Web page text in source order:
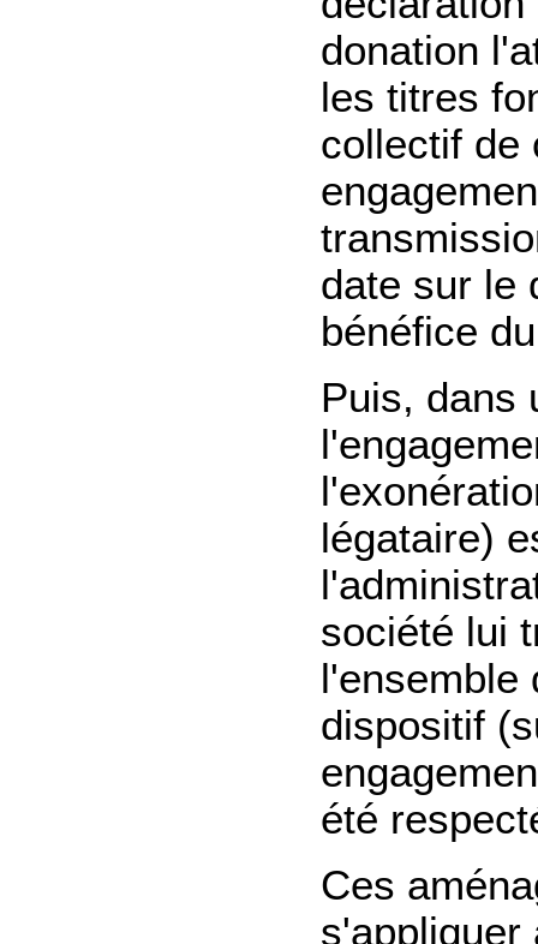
donation
les titres
collectif de
date sur le
bénéfice
Puis, dans
légataire)
société lui
dispositif
été
Ces
s'appliquer